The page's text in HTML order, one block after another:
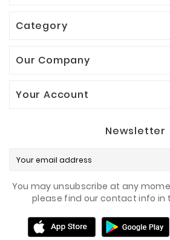
Category
Our Company
Your Account
Newsletter
You may unsubscribe at any
please find our contact info in